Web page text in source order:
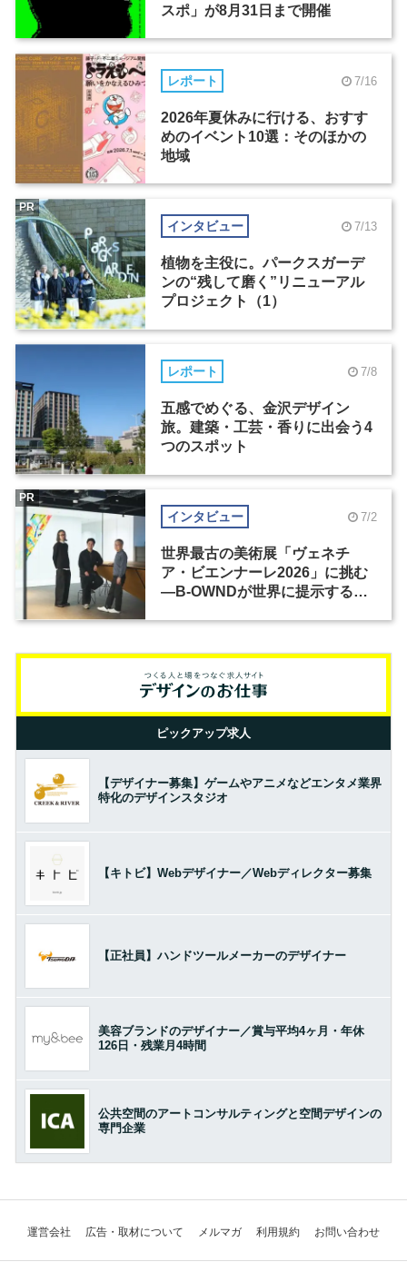
スポ」が8月31日まで開催
レポート 7/16
2026年夏休みに行ける、おすす
めのイベント10選：そのほかの
地域
インタビュー 7/13
植物を主役に。パークスガーデ
ンの“残して磨く”リニューアル
プロジェクト（1）
PR
レポート 7/8
五感でめぐる、金沢デザイン
旅。建築・工芸・香りに出会う4
つのスポット
インタビュー 7/2
世界最古の美術展「ヴェネチ
ア・ビエンナーレ2026」に挑む
―B-OWNDが世界に提示する美
PR
ピックアップ求人
【デザイナー募集】ゲームやアニメなどエンタメ業界
特化のデザインスタジオ
【キトビ】Webデザイナー／Webディレクター募集
【正社員】ハンドツールメーカーのデザイナー
美容ブランドのデザイナー／賞与平均4ヶ月・年休
126日・残業月4時間
公共空間のアートコンサルティングと空間デザインの
専門企業
運営会社 広告・取材について メルマガ 利用規約 お問い合わせ